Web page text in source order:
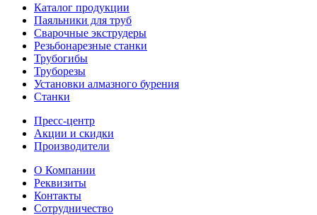
Каталог продукции
Паяльники для труб
Сварочные экструдеры
Резьбонарезные станки
Трубогибы
Труборезы
Установки алмазного бурения
Станки
Пресс-центр
Акции и скидки
Производители
О Компании
Реквизиты
Контакты
Сотрудничество